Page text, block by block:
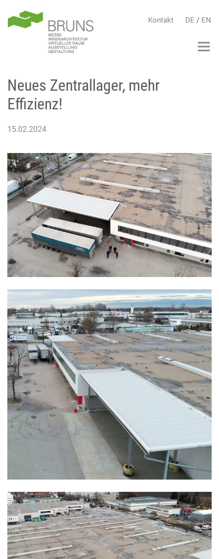
Kontakt DE / EN
Neues Zentrallager, mehr
Effizienz!
15.02.2024